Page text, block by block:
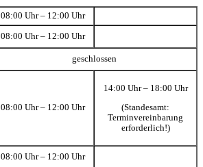
08:00 Uhr – 12:00 Uhr
08:00 Uhr – 12:00 Uhr
geschlossen
08:00 Uhr – 12:00 Uhr
14:00 Uhr – 18:00 Uhr
(Standesamt:
Terminvereinbarung
erforderlich!)
08:00 Uhr – 12:00 Uhr